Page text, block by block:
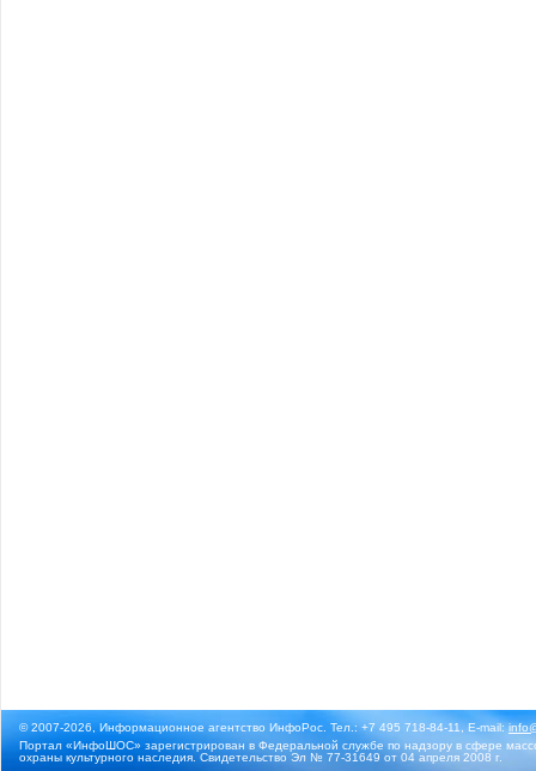
© 2007-2026, Информационное агентство ИнфоРос. Тел.: +7 495 718-84-11, E-mail:
Портал «ИнфоШОС» зарегистрирован в Федеральной службе по надзору в сфере
охраны культурного наследия. Свидетельство Эл № 77-31649 от 04 апреля 2008 г.